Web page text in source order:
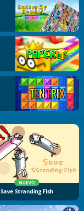
NUEVO
Save Stranding Fish